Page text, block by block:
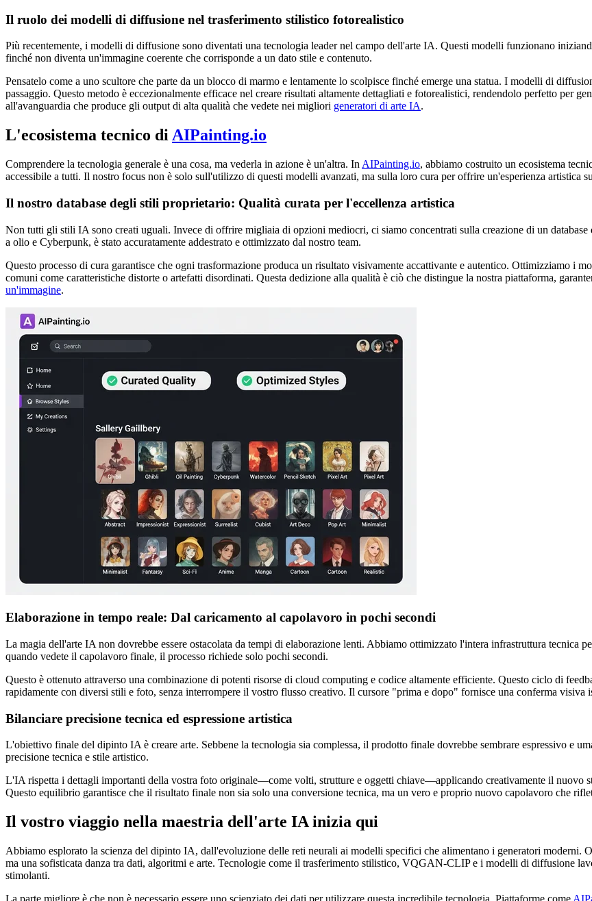
Il ruolo dei modelli di diffusione nel trasferimento stilistico fotorealistico
Più recentemente, i modelli di diffusione sono diventati una tecnologia leader nel campo dell'arte IA. Questi modelli funzionano
finché non diventa un'immagine coerente che corrisponde a un dato stile e contenuto.
Pensatelo come a uno scultore che parte da un blocco di marmo e lentamente lo scolpisce finché emerge una statua. I modelli di
passaggio. Questo metodo è eccezionalmente efficace nel creare risultati altamente dettagliati e fotorealistici, rendendolo perfetto per
all'avanguardia che produce gli output di alta qualità che vedete nei migliori generatori di arte IA.
L'ecosistema tecnico di AIPainting.io
Comprendere la tecnologia generale è una cosa, ma vederla in azione è un'altra. In AIPainting.io, abbiamo costruito un ecosistema
accessibile a tutti. Il nostro focus non è solo sull'utilizzo di questi modelli avanzati, ma sulla loro cura per offrire un'esperienza artistica
Il nostro database degli stili proprietario: Qualità curata per l'eccellenza artistica
Non tutti gli stili IA sono creati uguali. Invece di offrire migliaia di opzioni mediocri, ci siamo concentrati sulla creazione di un
a olio e Cyberpunk, è stato accuratamente addestrato e ottimizzato dal nostro team.
Questo processo di cura garantisce che ogni trasformazione produca un risultato visivamente accattivante e autentico. Ottimizziamo i
comuni come caratteristiche distorte o artefatti disordinati. Questa dedizione alla qualità è ciò che distingue la nostra piattaforma,
un'immagine.
Elaborazione in tempo reale: Dal caricamento al capolavoro in pochi secondi
La magia dell'arte IA non dovrebbe essere ostacolata da tempi di elaborazione lenti. Abbiamo ottimizzato l'intera infrastruttura tecnica
quando vedete il capolavoro finale, il processo richiede solo pochi secondi.
Questo è ottenuto attraverso una combinazione di potenti risorse di cloud computing e codice altamente efficiente. Questo ciclo di
rapidamente con diversi stili e foto, senza interrompere il vostro flusso creativo. Il cursore "prima e dopo" fornisce una conferma visiva
Bilanciare precisione tecnica ed espressione artistica
L'obiettivo finale del dipinto IA è creare arte. Sebbene la tecnologia sia complessa, il prodotto finale dovrebbe sembrare espressivo e
precisione tecnica e stile artistico.
L'IA rispetta i dettagli importanti della vostra foto originale—come volti, strutture e oggetti chiave—applicando creativamente il nuovo
Questo equilibrio garantisce che il risultato finale non sia solo una conversione tecnica, ma un vero e proprio nuovo capolavoro che
Il vostro viaggio nella maestria dell'arte IA inizia qui
Abbiamo esplorato la scienza del dipinto IA, dall'evoluzione delle reti neurali ai modelli specifici che alimentano i generatori moderni.
ma una sofisticata danza tra dati, algoritmi e arte. Tecnologie come il trasferimento stilistico, VQGAN-CLIP e i modelli di diffusione
stimolanti.